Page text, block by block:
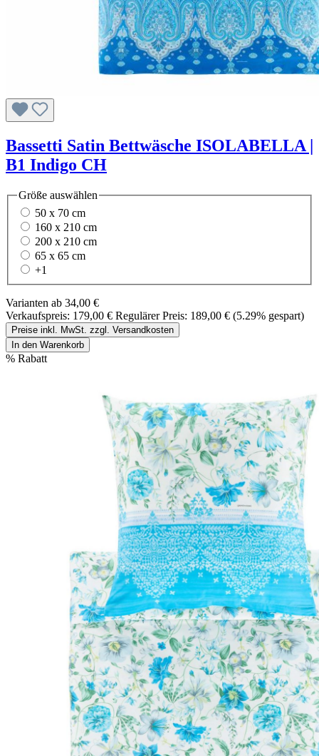
Bassetti Satin Bettwäsche ISOLABELLA |
B1 Indigo CH
Größe auswählen
50 x 70 cm
160 x 210 cm
200 x 210 cm
65 x 65 cm
+1
Varianten ab 34,00 €
Verkaufspreis: 179,00 € Regulärer Preis: 189,00 € (5.29% gespart)
Preise inkl. MwSt. zzgl. Versandkosten
In den Warenkorb
% Rabatt